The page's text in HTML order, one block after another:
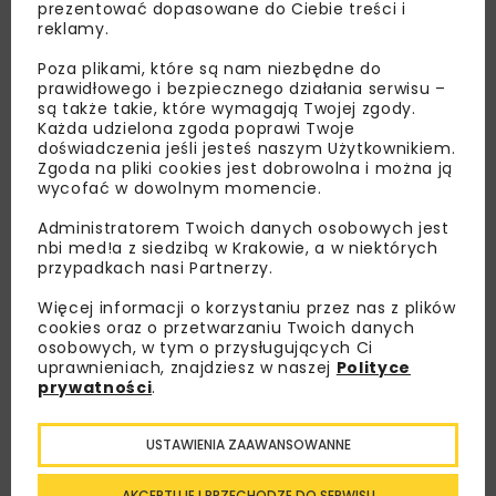
Lubisz wiedzieć więcej?
Zapisz się do newslettera aby otrzymywać od
nas najlepsze informacje branżowe,
zaproszenia na wydarzenia, atrakcyjne oferty i
dedykowane akcje specjalne.
prezentować dopasowane do Ciebie treści i
reklamy.
Poza plikami, które są nam niezbędne do
prawidłowego i bezpiecznego działania serwisu –
są także takie, które wymagają Twojej zgody.
Każda udzielona zgoda poprawi Twoje
doświadczenia jeśli jesteś naszym Użytkownikiem.
Zgoda na pliki cookies jest dobrowolna i można ją
wycofać w dowolnym momencie.
Administratorem Twoich danych osobowych jest
nbi med!a z siedzibą w Krakowie, a w niektórych
przypadkach nasi Partnerzy.
Więcej informacji o korzystaniu przez nas z plików
cookies oraz o przetwarzaniu Twoich danych
osobowych, w tym o przysługujących Ci
uprawnieniach, znajdziesz w naszej Polityce
prywatności.
USTAWIENIA ZAAWANSOWANNE